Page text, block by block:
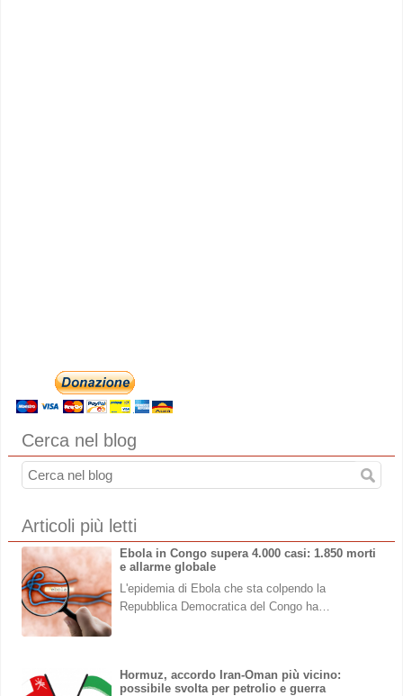
Cerca nel blog
Articoli più letti
Ebola in Congo supera 4.000 casi: 1.850 morti
e allarme globale
L'epidemia di Ebola che sta colpendo la
Repubblica Democratica del Congo ha…
Hormuz, accordo Iran-Oman più vicino:
possibile svolta per petrolio e guerra